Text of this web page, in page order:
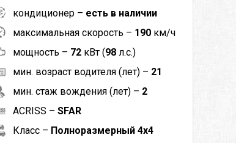
кондиционер – есть в наличии
максимальная скорость – 190 км/ч
мощность – 72 кВт (98л.с.)
мин. возраст водителя (лет) – 21
мин. стаж вождения (лет) – 2
ACRISS – SFAR
Класс – Полноразмерный 4x4